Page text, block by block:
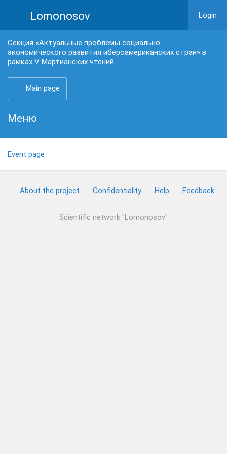
Lomonosov Login
Секция «Актуальные проблемы социально-
экономического развития ибероамериканских стран» в
рамках V Мартианских чтений
Main page
Меню
Event page
About the project Confidentiality Help Feedback
Scientific network "Lomonosov"